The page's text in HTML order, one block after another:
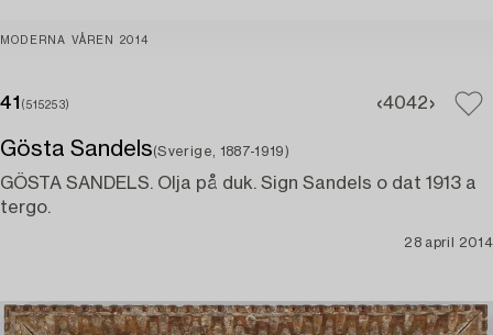
MODERNA VÅREN 2014
41 (515253) 4042
Gösta Sandels(Sverige, 1887-1919)
GÖSTA SANDELS. Olja på duk. Sign Sandels o dat 1913 a
tergo.
28 april 2014